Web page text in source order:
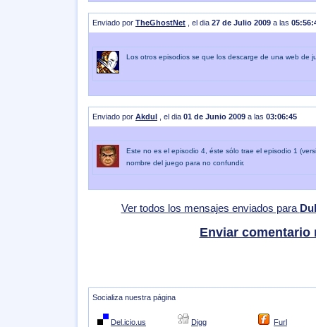
Enviado por TheGhostNet , el dia 27 de Julio 2009 a las
Los otros episodios se que los descarge de una web de
Enviado por Akdul , el dia 01 de Junio 2009 a las 03:06:45
Este no es el episodio 4, éste sólo trae el episodio 1
nombre del juego para no confundir.
Ver todos los mensajes enviados para
Enviar comentario
Socializa nuestra página
Del.icio.us Digg Furl